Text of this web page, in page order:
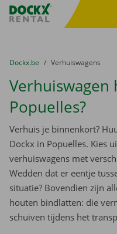
Fratello DEMO
U bevindt zich hier:
van
Dockx.be naar
Verhuiswagens
Verhuiswagen
Popuelles?
Verhuis je binnenkort?
Dockx in Popuelles. Kies
verhuiswagens met
Wedden dat er eentje
situatie? Bovendien zijn
houten bindlatten: die
schuiven tijdens het